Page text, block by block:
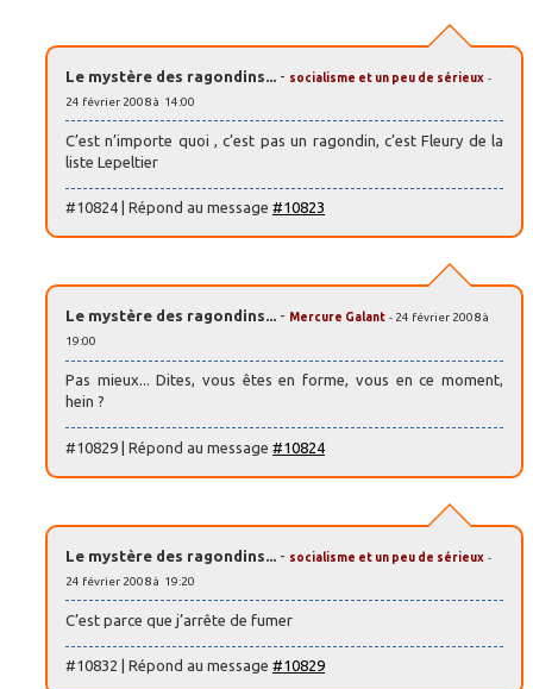
Le mystère des ragondins... - socialisme et un peu de sérieux -
24 février 2008 à 14:00
C’est n’importe quoi , c’est pas un ragondin, c’est Fleury de la
liste Lepeltier
#10824 | Répond au message #10823
Le mystère des ragondins... - Mercure Galant - 24 février 2008 à
19:00
Pas mieux... Dites, vous êtes en forme, vous en ce moment,
hein ?
#10829 | Répond au message #10824
Le mystère des ragondins... - socialisme et un peu de sérieux -
24 février 2008 à 19:20
C’est parce que j’arrête de fumer
#10832 | Répond au message #10829